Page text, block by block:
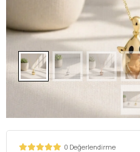
0 Değerlendirme